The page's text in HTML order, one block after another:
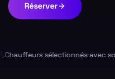
Réserver
sélectionnés avec soin